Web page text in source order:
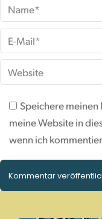
Name *
E-Mail *
Website
Speichere meinen
meine Website in
wenn ich
Kommentar